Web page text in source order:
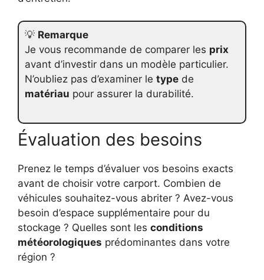
💡 Remarque
Je vous recommande de comparer les prix
avant d’investir dans un modèle particulier.
N’oubliez pas d’examiner le type de
matériau pour assurer la durabilité.
Évaluation des besoins
Prenez le temps d’évaluer vos besoins exacts
avant de choisir votre carport. Combien de
véhicules souhaitez-vous abriter ? Avez-vous
besoin d’espace supplémentaire pour du
stockage ? Quelles sont les conditions
météorologiques prédominantes dans votre
région ?